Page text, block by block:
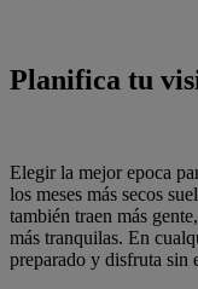
Planifica tu
Elegir la mejor epoca
los meses más secos
también traen más
más tranquilas. En
preparado y disfruta sin